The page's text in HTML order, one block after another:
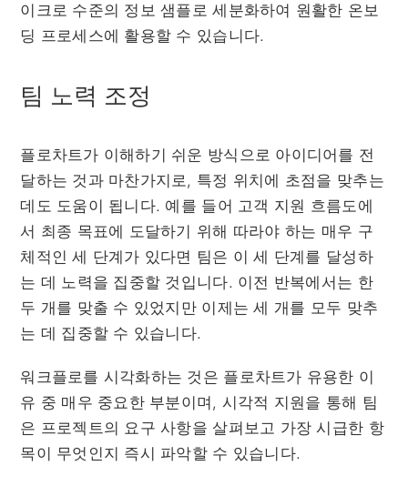
이크로 수준의 정보 샘플로 세분화하여 원활한 온보
딩 프로세스에 활용할 수 있습니다.
팀 노력 조정
플로차트가 이해하기 쉬운 방식으로 아이디어를 전
달하는 것과 마찬가지로, 특정 위치에 초점을 맞추는
데도 도움이 됩니다. 예를 들어 고객 지원 흐름도에
서 최종 목표에 도달하기 위해 따라야 하는 매우 구
체적인 세 단계가 있다면 팀은 이 세 단계를 달성하
는 데 노력을 집중할 것입니다. 이전 반복에서는 한
두 개를 맞출 수 있었지만 이제는 세 개를 모두 맞추
는 데 집중할 수 있습니다.
워크플로를 시각화하는 것은 플로차트가 유용한 이
유 중 매우 중요한 부분이며, 시각적 지원을 통해 팀
은 프로젝트의 요구 사항을 살펴보고 가장 시급한 항
목이 무엇인지 즉시 파악할 수 있습니다.